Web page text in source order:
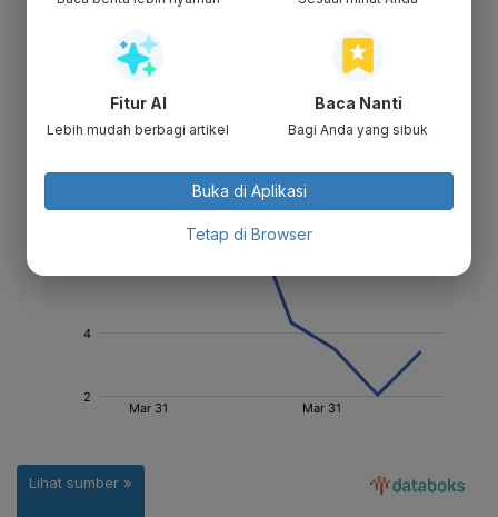
Fitur AI
Lebih mudah berbagi artikel
Baca Nanti
Bagi Anda yang sibuk
Buka di Aplikasi
Tetap di Browser